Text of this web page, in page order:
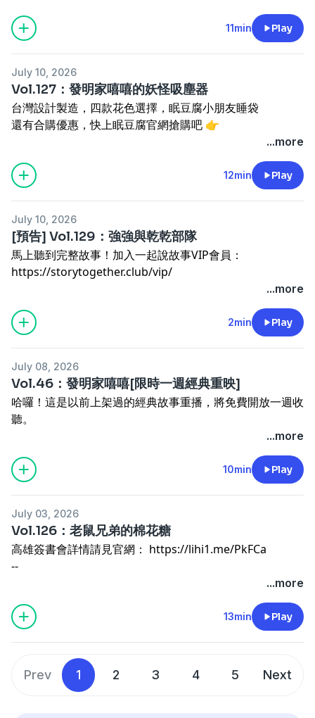
商業合作、收聽問題請來信：
contact@storytogether.club
或私訊「孩子睡了 x 一起說故事」粉絲專頁
Powered by Firstory Hosting
一起說故事的
VIP會員
歡迎購買我們的繪本
商業合作請來信： contact@storytogether.club
收聽問題請 聯繫官方LINE(@485cejrv)
歡迎追蹤「孩子睡了 x 一起說故事」粉絲專頁
Powered by
11min Play
July 10, 2026
Vol.127：發明家嘻嘻的妖怪吸塵器
台灣設計製造，四款花色選擇，眠豆腐小朋友睡袋
還有合購優惠，快上眠豆腐官網搶購吧 👉
改編自：阿布提供的故事
發明家嘻嘻的房間裡有妖怪，她要用她的新發明來解決他
--
點此加入VIP頻道 ，收聽全頻道超過一百個故事！
（iPhone用戶可直接在App內訂閱)
--
也到
和我們分享孩子們聽故事的感想吧！
--
商業合作、收聽問題請來信：
contact@storytogether.club
或私訊「 孩子睡了 x 一起說故事」粉絲專頁
--
你也有故事的點子嗎？點此投稿
Powered by
...more
12min Play
July 10, 2026
[預告] Vol.129：強強與乾乾部隊
馬上聽到完整故事！加入一起說故事VIP會員：
https://storytogether.club/vip/
現在就加入我們的
也到
和我們分享孩子們聽故事的感想吧！
商業合作、收聽問題請來信：
contact@storytogether.club
或私訊「孩子睡了 x 一起說故事」粉絲專頁
Powered by
...more
2min Play
July 08, 2026
Vol.46：發明家嘻嘻[限時一週經典重映]
哈囉！這是以前上架過的經典故事重播，將免費開放一週收
聽。
想收聽全頻道120+集完整故事，還有會員專屬的系列《強
一起說故事的
VIP會員
歡迎購買我們的繪本
商業合作請來信：
contact@storytogether.club
收聽問題請 聯繫官方LINE(@485cejrv)
歡迎追蹤「孩子睡了 x 一起說故事」粉絲專頁
Powered by
...more
10min Play
July 03, 2026
Vol.126：老鼠兄弟的棉花糖
高雄簽書會詳情請見官網： https://lihi1.me/PkFCa
--
老鼠兄弟撿到了一個好大好大的棉花糖，大家都想要吃一
口⋯⋯
（iPhone用戶可直接在App內訂閱
...more
13min Play
Prev 1 2 3 4 5 Next